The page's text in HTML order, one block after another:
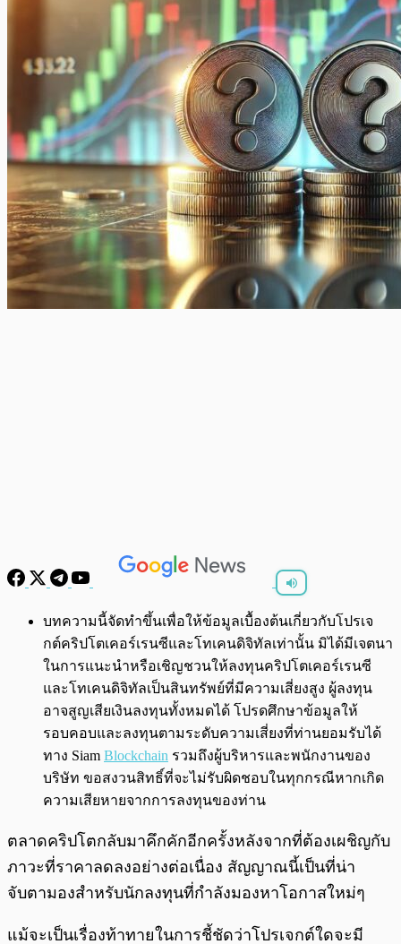
พร้อมเล่น 0:00/0:00
บทความนี้จัดทำขึ้นเพื่อให้ข้อมูลเบื้องต้นเกี่ยวกับโปรเจ
กต์คริปโตเคอร์เรนซีและโทเคนดิจิทัลเท่านั้น มิได้มีเจตนา
ในการแนะนำหรือเชิญชวนให้ลงทุนคริปโตเคอร์เรนซี
และโทเคนดิจิทัลเป็นสินทรัพย์ที่มีความเสี่ยงสูง ผู้ลงทุน
อาจสูญเสียเงินลงทุนทั้งหมดได้ โปรดศึกษาข้อมูลให้
รอบคอบและลงทุนตามระดับความเสี่ยงที่ท่านยอมรับได้
ทาง Siam Blockchain รวมถึงผู้บริหารและพนักงานของ
บริษัท ขอสงวนสิทธิ์ที่จะไม่รับผิดชอบในทุกกรณีหากเกิด
ความเสียหายจากการลงทุนของท่าน
ตลาดคริปโตกลับมาคึกคักอีกครั้งหลังจากที่ต้องเผชิญกับ
ภาวะที่ราคาลดลงอย่างต่อเนื่อง สัญญาณนี้เป็นที่น่า
จับตามองสำหรับนักลงทุนที่กำลังมองหาโอกาสใหม่ๆ
แม้จะเป็นเรื่องท้าทายในการชี้ชัดว่าโปรเจกต์ใดจะมี